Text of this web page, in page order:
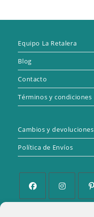
Equipo La Retalera
Blog
Contacto
Términos y condiciones
Cambios y devoluciones
Política de Envíos
Se
Se
Se